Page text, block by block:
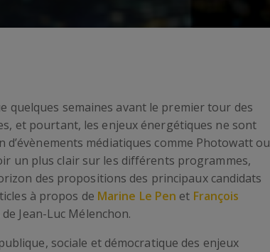
quelques semaines avant le premier tour des
et pourtant, les enjeux énergétiques ne sont
médiatiques comme Photowatt ou
un plus clair sur les différents programmes,
des propositions des principaux candidats
à propos de Marine Le Pen et François
Jean-Luc Mélenchon.
sociale et démocratique des enjeux